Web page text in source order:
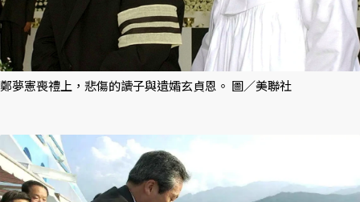
鄭夢憲喪禮上，悲傷的讀子與遺孀玄貞恩。 圖／美聯社